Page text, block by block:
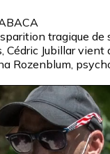
tragique de
Cédric Jubillar vient
Rozenblum,